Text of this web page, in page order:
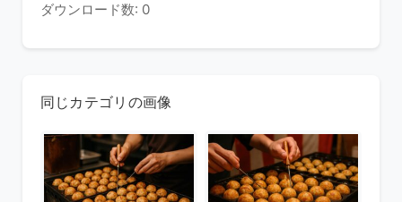
ダウンロード数: 0
同じカテゴリの画像